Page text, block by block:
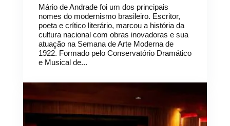
Mário de Andrade foi um dos principais
nomes do modernismo brasileiro. Escritor,
poeta e crítico literário, marcou a história da
cultura nacional com obras inovadoras e sua
atuação na Semana de Arte Moderna de
1922. Formado pelo Conservatório Dramático
e Musical de...